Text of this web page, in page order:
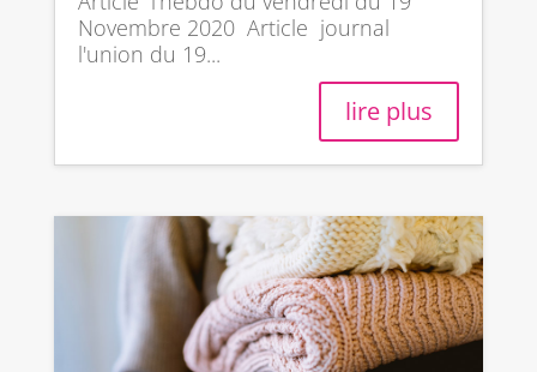
Novembre 2020 Article journal
l'union du 19...
lire plus